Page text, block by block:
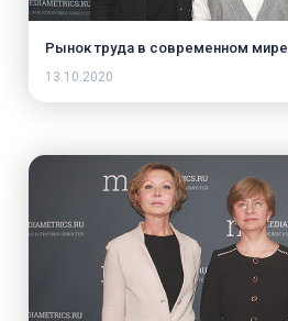
Рынок труда в современном мире
13.10.2020